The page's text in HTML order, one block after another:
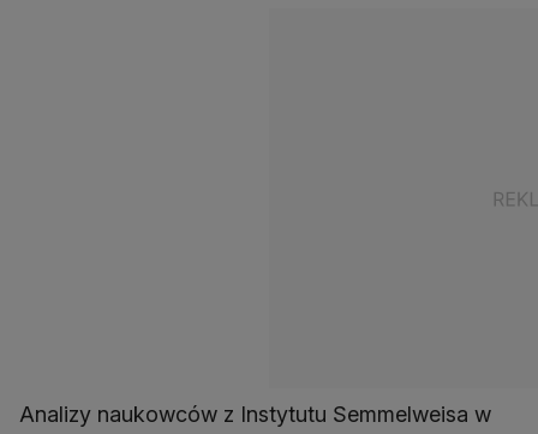
Analizy naukowców z Instytutu Semmelweisa w